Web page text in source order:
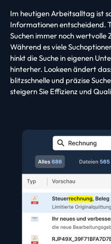
Im heutigen Arbeitsalltag ist
Informationen entscheidend.
Suchen immer noch wertvolle
Während es viele
hinkt die Suche in eigenen
hinterher. Lookeen ändert
blitzschnelle und präzise
steigern Sie Effizienz und